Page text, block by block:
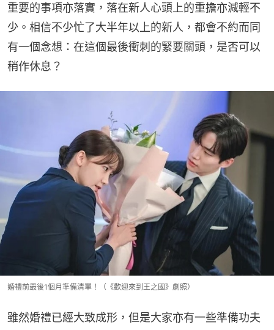
重要的事項亦落實，落在新人心頭上的重擔亦減輕不
少。相信不少忙了大半年以上的新人，都會不約而同
有一個念想：在這個最後衝刺的緊要關頭，是否可以
稍作休息？
婚禮前最後1個月準備清單！（《歡迎來到王之國》劇照）
雖然婚禮已經大致成形，但是大家亦有一些準備功夫